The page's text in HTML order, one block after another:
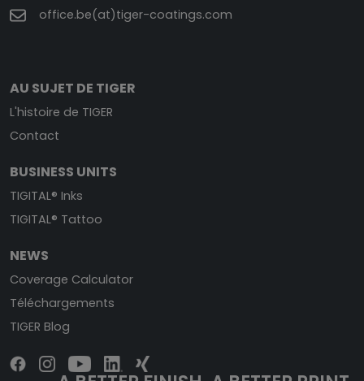
office.be(at)tiger-coatings.com
AU SUJET DE TIGER
L'histoire de TIGER
Contact
BUSINESS UNITS
TIGITAL® Inks
TIGITAL® Tattoo
NEWS
Coverage Calculator
Téléchargements
TIGER Blog